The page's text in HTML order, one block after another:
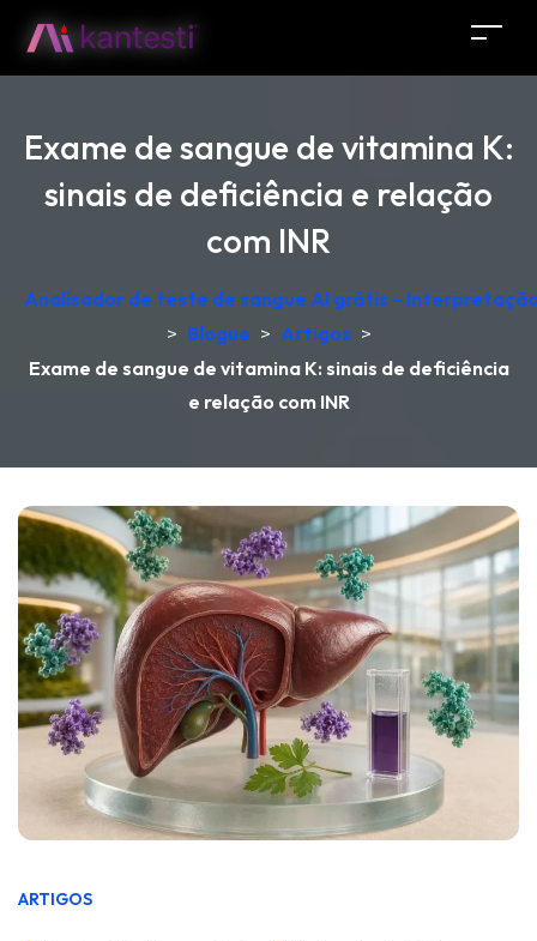
Exame de sangue de vitamina K:
sinais de deficiência e relação
com INR
Analisador de teste de sangue AI grátis –
> Blogue > Artigos >
Exame de sangue de vitamina K: sinais de deficiência
e relação com INR
ARTIGOS